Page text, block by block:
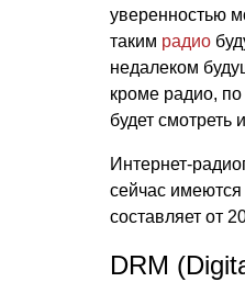
уверенностью
таким радио
недалеком
кроме радио,
будет смотреть
Интернет-
сейчас
составляет от
DRM